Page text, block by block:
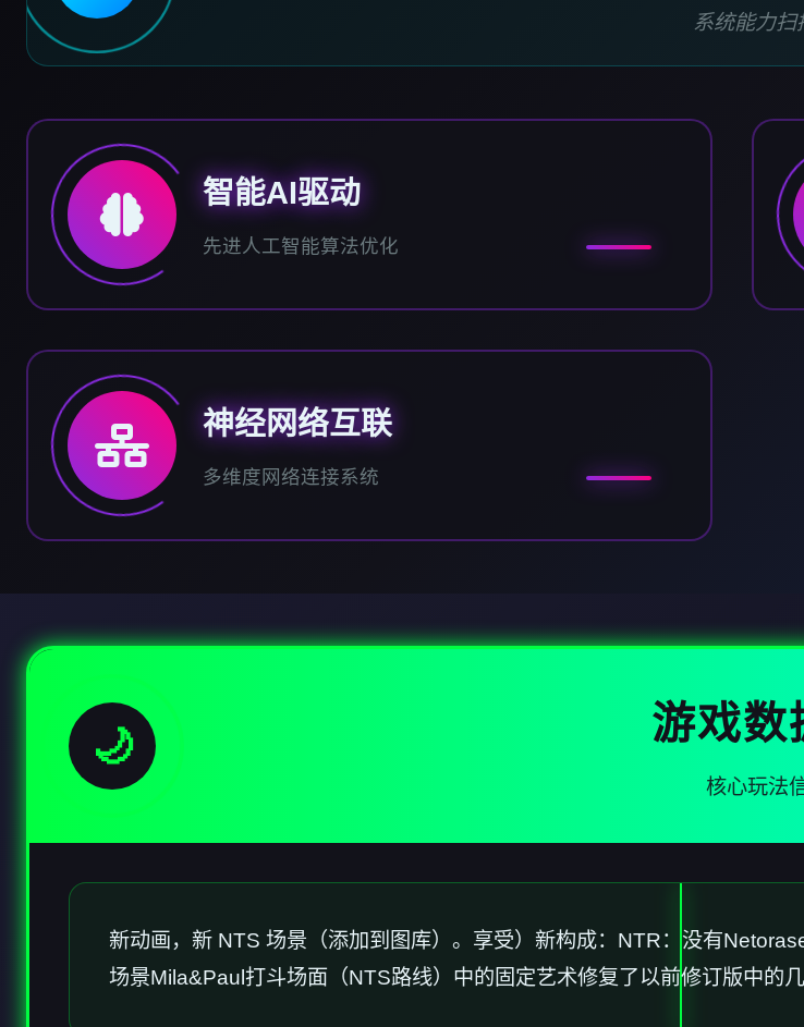
系统能力扫
智能AI驱动
先进人工智能算法优化
神经网络互联
多维度网络连接系统
🌙 游戏数
核心玩法
新动画，新 NTS 场景（添加到图库）。享受）新构成：NTR：没有
场景Mila&Paul打斗场面（NTS路线）中的固定艺术修复了以前修订版中的